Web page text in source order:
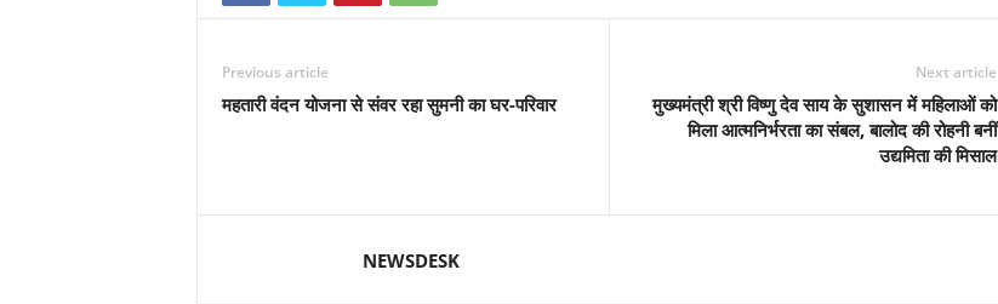
Previous article
महतारी वंदन योजना से संवर रहा सुमनी का घर-परिवार
Next article
मुख्यमंत्री श्री विष्णु देव साय के सुशासन में महिलाओं को
मिला आत्मनिर्भरता का संबल, बालोद की रोहनी बनीं
उद्यमिता की मिसाल
NEWSDESK